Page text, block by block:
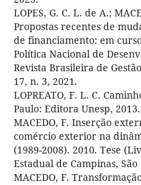
LOPES, G. C. L. de A.;
Propostas recentes de
de financiamento: em
Política Nacional de
Revista Brasileira de
17, n. 3, 2021.
LOPREATO, F. L. C.
Paulo: Editora Unesp, 2013.
MACEDO, F. Inserção
comércio exterior na
(1989-2008). 2010. Tese
Estadual de Campinas, São
MACEDO, F.